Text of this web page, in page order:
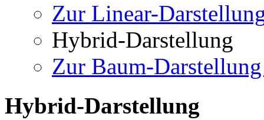
Zur Linear-
Hybrid-Darstellung
Zur Baum-
Hybrid-Darstellung